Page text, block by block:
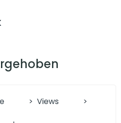
> Views >